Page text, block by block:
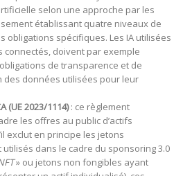
selon une approche par les
établissant quatre niveaux de
obligations spécifiques. Les IA utilisées
connectés, doivent par exemple
de transparence et de
des données utilisées pour leur
(UE 2023/1114): ce règlement
les offres au public d’actifs
exclut en principe les jetons
utilisés dans le cadre du sponsoring 3.0
» ou jetons non fongibles ayant